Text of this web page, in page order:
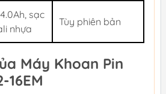
sạc
nhựa
Tùy phiên bản
Máy Khoan Pin
16EM